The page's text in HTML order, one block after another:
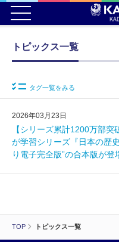
TOP トピックス一覧
トピックス一覧
タグ一覧をみる
2026年03月23日
【シリーズ累計1200万部
が学習シリーズ『日本の歴
り電子完全版”の合本版が登